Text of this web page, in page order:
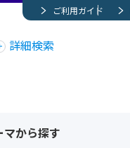
ご利用ガイド
詳細検索
マから探す